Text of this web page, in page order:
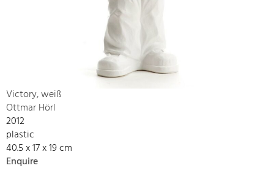
Victory, weiß
Ottmar Hörl
2012
plastic
40.5 x 17 x 19 cm
Enquire